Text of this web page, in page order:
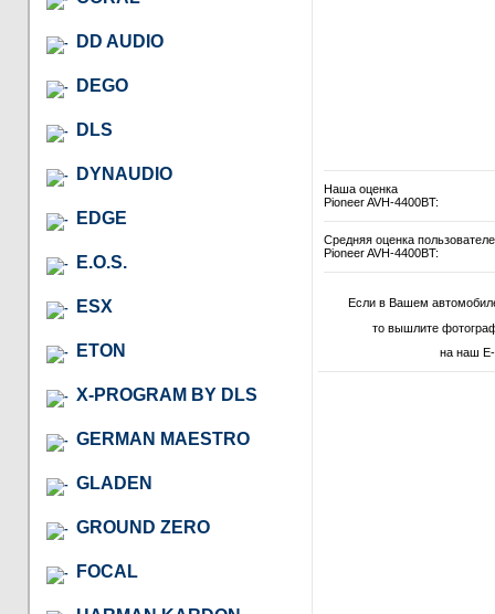
DD AUDIO
DEGO
DLS
DYNAUDIO
EDGE
E.O.S.
ESX
ETON
X-PROGRAM BY DLS
GERMAN MAESTRO
GLADEN
GROUND ZERO
FOCAL
Наша оценка
Pioneer AVH-4400BT:
Средняя оценка
Pioneer AVH-4400BT:
Если в Вашем
то вышлите
на наш